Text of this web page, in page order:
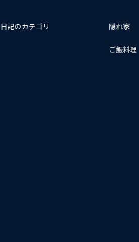
日記のカテゴリ 隠れ家
ご飯料理